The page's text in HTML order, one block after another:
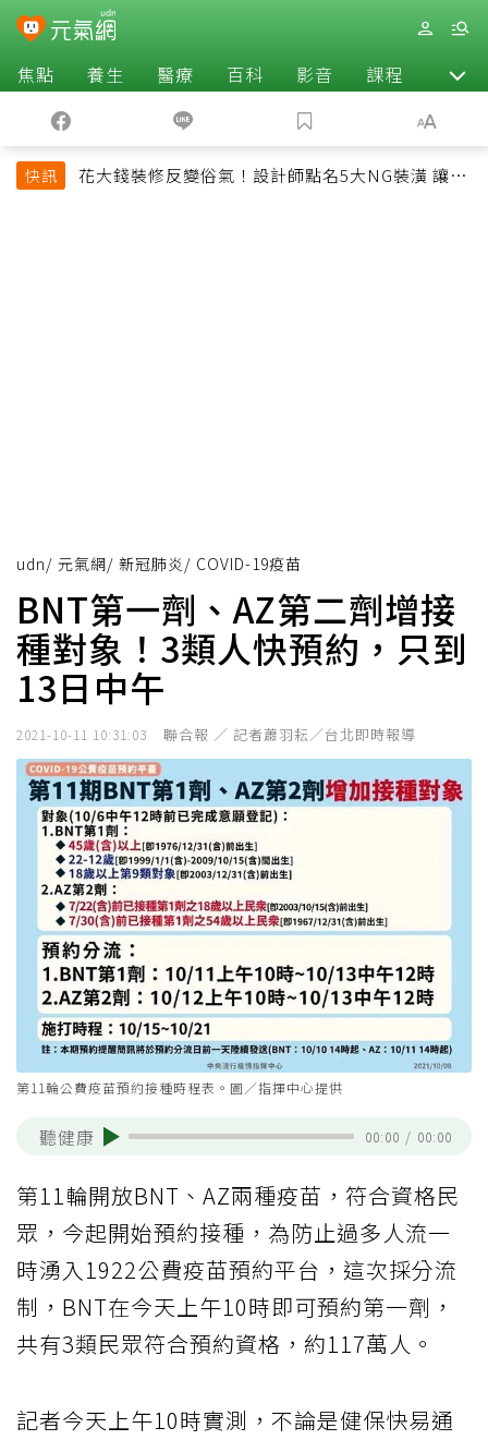
焦點 養生 醫療 百科 影音 課程 退休
快訊
花大錢裝修反變俗氣！設計師點名5大NG裝潢 讓客
udn/ 元氣網/ 新冠肺炎 / COVID-19疫苗
BNT第一劑、AZ第二劑增接
種對象！3類人快預約，只到
13日中午
2021-10-11 10:31:03 聯合報 ／ 記者蕭羽耘／台北即時報導
第11輪公費疫苗預約接種時程表。圖／指揮中心提供
聽健康 00:00 / 00:00
第11輪開放BNT、AZ兩種疫苗，符合資格民
眾，今起開始預約接種，為防止過多人流一
時湧入1922公費疫苗預約平台，這次採分流
制，BNT在今天上午10時即可預約第一劑，
共有3類民眾符合預約資格，約117萬人。
記者今天上午10時實測，不論是健保快易通